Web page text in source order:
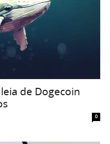
de Dogecoin
0